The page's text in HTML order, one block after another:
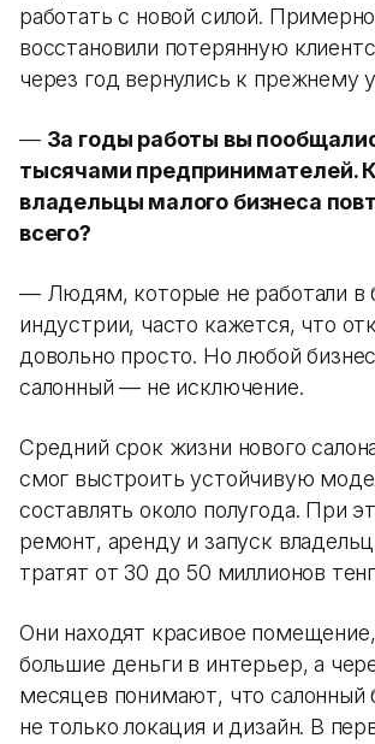
работать с новой силой.
восстановили потерянную
через год вернулись к прежнему
— За годы работы вы
тысячами предпринимателей.
владельцы малого бизнеса
всего?
— Людям, которые не работали в
индустрии, часто кажется, что
довольно просто. Но любой
салонный — не исключение.
Средний срок жизни нового
смог выстроить устойчивую
составлять около полугода. При
ремонт, аренду и запуск
тратят от 30 до 50 миллионов
Они находят красивое
большие деньги в интерьер, а
месяцев понимают, что салонный
не только локация и дизайн. В